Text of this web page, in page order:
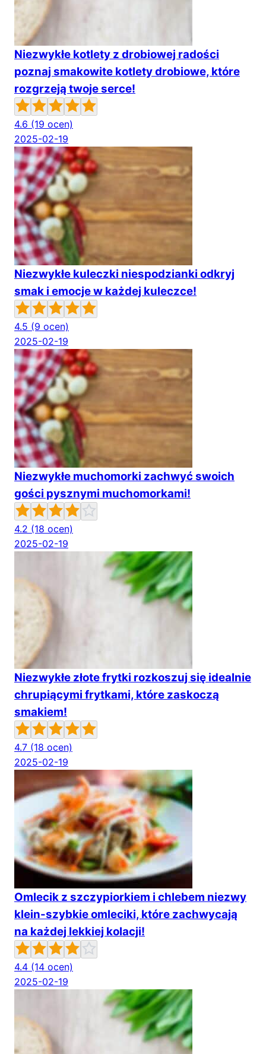
Niezwykłe kotlety z drobiowej radości
poznaj smakowite kotlety drobiowe, które
rozgrzeją twoje serce!
4.6 (19 ocen)
2025-02-19
Niezwykłe kuleczki niespodzianki odkryj
smak i emocje w każdej kuleczce!
4.5 (9 ocen)
2025-02-19
Niezwykłe muchomorki zachwyć swoich
gości pysznymi muchomorkami!
4.2 (18 ocen)
2025-02-19
Niezwykłe złote frytki rozkoszuj się idealnie
chrupiącymi frytkami, które zaskoczą
smakiem!
4.7 (18 ocen)
2025-02-19
Omlecik z szczypiorkiem i chlebem niezwy
klein-szybkie omleciki, które zachwycają
na każdej lekkiej kolacji!
4.4 (14 ocen)
2025-02-19